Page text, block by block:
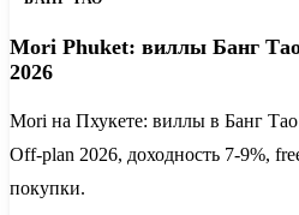
Mori Phuket: виллы Банг
2026
Mori на Пхукете: виллы в Банг
Off-plan 2026, доходность 7-9%,
покупки.